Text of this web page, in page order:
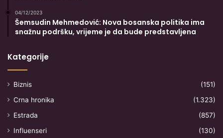
04/12/2023
Šemsudin Mehmedović: Nova bosanska politika ima
snažnu podršku, vrijeme je da bude predstavljena
Kategorije
Biznis
(151)
Crna hronika
(1.323)
Estrada
(857)
Influenseri
(130)